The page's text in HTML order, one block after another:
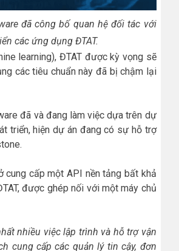
đã công bố quan hệ đối tác với
các ứng dụng ĐTAT.
learning), ĐTAT được kỳ vọng sẽ
các tiêu chuẩn này đã bị chậm lại
đã và đang làm việc dựa trên dự
triển, hiện dự án đang có sự hỗ trợ
cung cấp một API nền tảng bất khả
được ghép nối với một máy chủ
nhiều việc lập trình và hỗ trợ vận
cung cấp các quản lý tin cậy, đơn